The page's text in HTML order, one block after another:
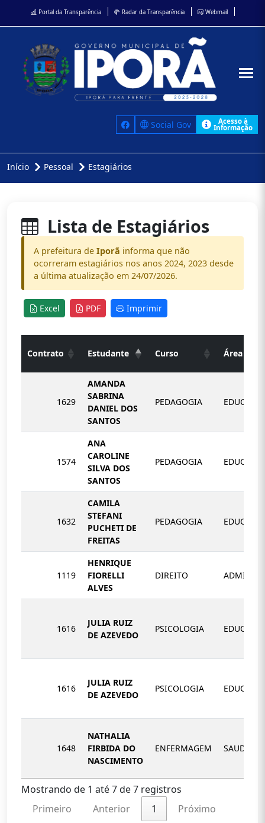
Portal da Transparência Radar da Transparência Webmail
Social Gov Acesso à
Informação
Início Pessoal Estagiários
Lista de Estagiários
A prefeitura de Iporã informa que não
ocorreram estagiários nos anos 2024, 2023 desde
a última atualização em 24/07/2026.
Excel PDF Imprimir
Contrato Estudante Curso Área
1629
AMANDA
SABRINA
DANIEL DOS
SANTOS
PEDAGOGIA
1574
ANA
CAROLINE
SILVA DOS
SANTOS
PEDAGOGIA
1632
CAMILA
STEFANI
PUCHETI DE
FREITAS
PEDAGOGIA
1119
HENRIQUE
FIORELLI
ALVES
DIREITO
1616
JULIA RUIZ
DE AZEVEDO
PSICOLOGIA
1616
JULIA RUIZ
DE AZEVEDO
PSICOLOGIA
1648
NATHALIA
FIRBIDA DO
NASCIMENTO
ENFERMAGEM SAUDE
Mostrando de 1 até 7 de 7 registros
Primeiro
Anterior 1
Próximo